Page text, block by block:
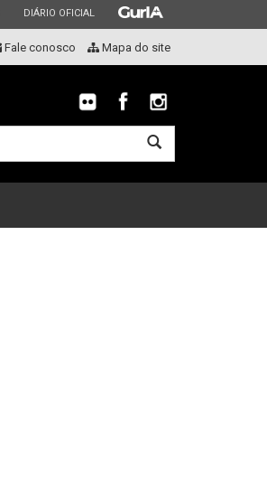
ESTADO
DIÁRIO OFICIAL ESTADO
Fale conosco Mapa do site